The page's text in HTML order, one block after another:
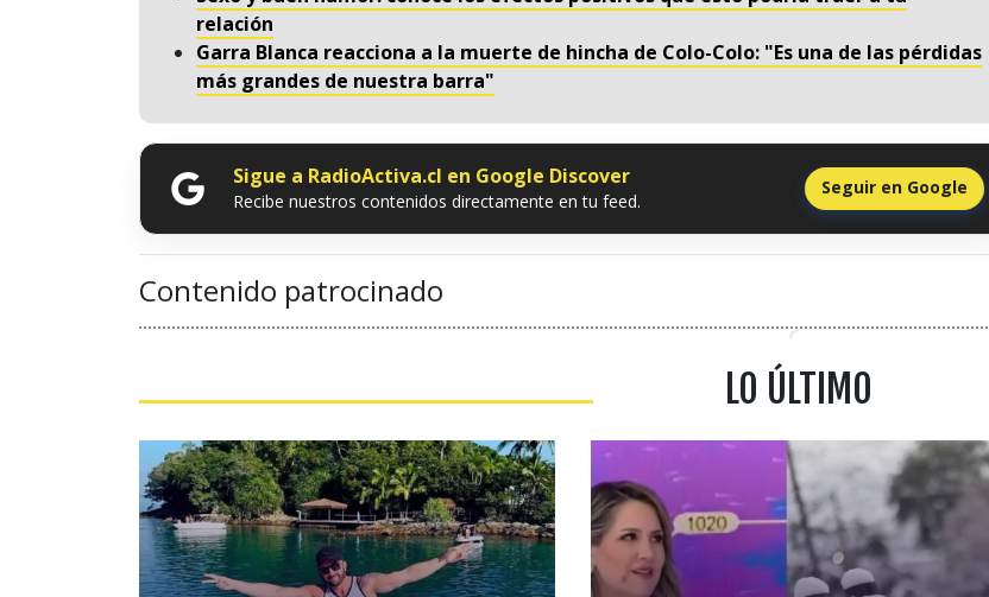
relación
Garra Blanca reacciona a la muerte de hincha de Colo-Colo: "Es una de las pérdidas
más grandes de nuestra barra"
Sigue a RadioActiva.cl en Google Discover
Recibe nuestros contenidos directamente en tu feed.
Seguir en Google
Contenido patrocinado
LO ÚLTIMO